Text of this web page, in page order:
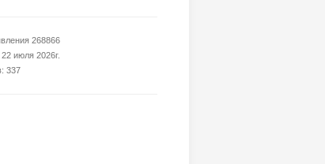
268866
июля 2026г.
337